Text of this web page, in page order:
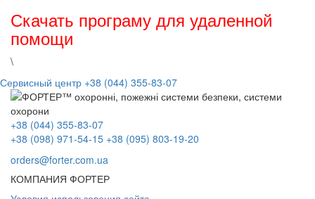
Скачать програму для удаленной
помощи
\
Сервисный центр +38 (044) 355-83-07
+38 (044) 355-83-07
+38 (098) 971-54-15 +38 (095) 803-19-20
orders@forter.com.ua
КОМПАНИЯ ФОРТЕР